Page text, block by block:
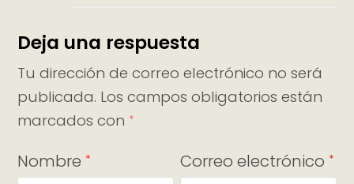
Deja una respuesta
Tu dirección de correo electrónico no será
publicada. Los campos obligatorios están
marcados con *
Nombre * Correo electrónico *